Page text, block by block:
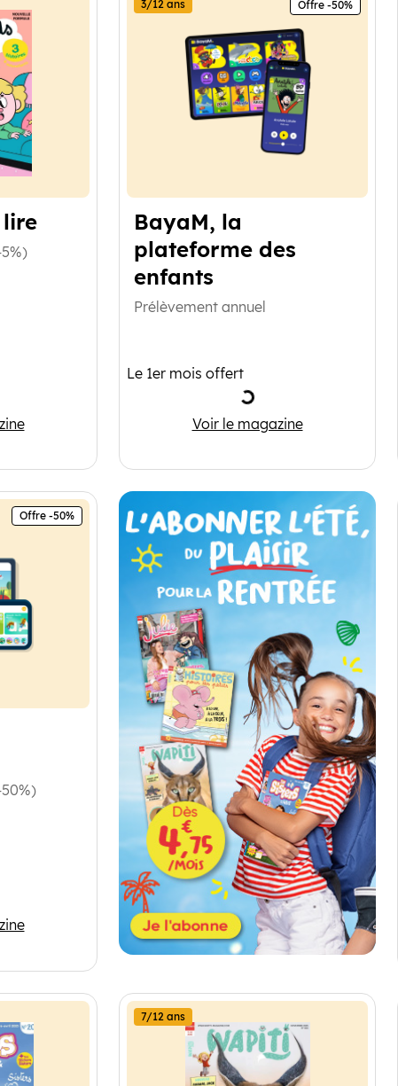
à lire
BayaM, la
plateforme des
enfants
3/12 ans Offre -50%
Prélèvement annuel
Le 1er mois offert
Chargement
Voir le magazineBayaM, la plateforme
Offre -50%
Montessori
7/12 ans